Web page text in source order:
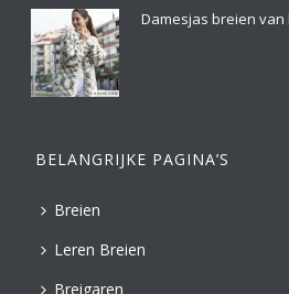
Damesjas breien
BELANGRIJKE PAGINA’S
Breien
Leren Breien
Breigaren